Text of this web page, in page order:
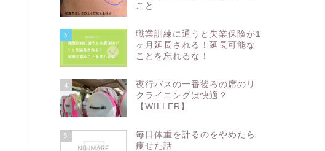
こと
3
職業訓練に通うと失業保険が1
ヶ月延長される！延長可能な
ことを忘れるな！
4
夜行バスの一番後ろの席のリ
クライニングは快適？
【WILLER】
5
毎日体重を計るのをやめたら
痩せた話